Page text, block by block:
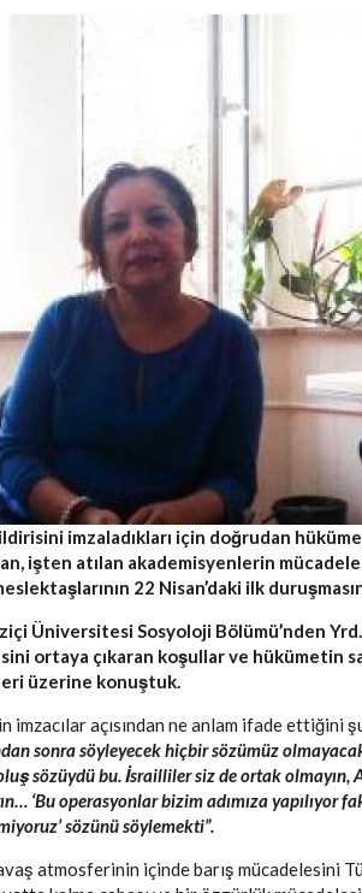
imzaladıkları için doğrudan
işten atılan akademisyenlerin
22 Nisan’daki ilk
Üniversitesi Sosyoloji Bölümü’nden
ortaya çıkaran koşullar ve hükümetin
üzerine konuştuk.
imzacılar açısından ne anlam ifade ettiğini
sonra söyleyecek hiçbir sözümüz
sözüydü bu.İsrailliler siz de ortak olmayın,
‘Bu operasyonlar bizim adımıza yapılıyor
sözünü söylemekti”.
atmosferinin içinde barış mücadelesini